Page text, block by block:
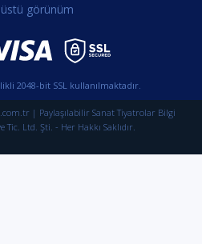
görünüm
2048-bit SSL kullanılmaktadır.
| Paylaşılabilir Sanat Tiyatrolar Bilgi
Tic. Ltd. Şti. - Her Hakkı Saklıdır.